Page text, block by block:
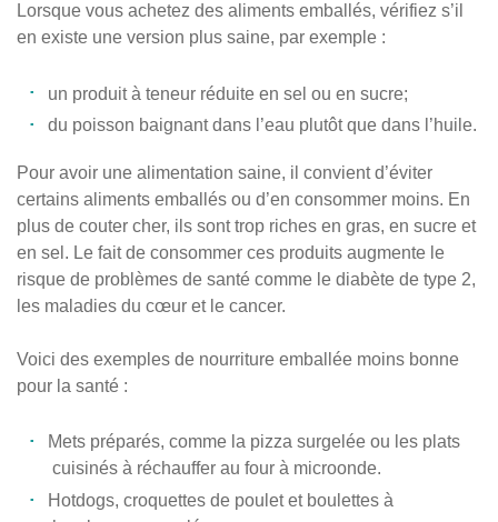
Lorsque vous achetez des aliments emballés, vérifiez s’il
en existe une version plus saine, par exemple :
un produit à teneur réduite en sel ou en sucre;
du poisson baignant dans l’eau plutôt que dans l’huile.
Pour avoir une alimentation saine, il convient d’éviter
certains aliments emballés ou d’en consommer moins. En
plus de couter cher, ils sont trop riches en gras, en sucre et
en sel. Le fait de consommer ces produits augmente le
risque de problèmes de santé comme le diabète de type 2,
les maladies du cœur et le cancer.
Voici des exemples de nourriture emballée moins bonne
pour la santé :
Mets préparés, comme la pizza surgelée ou les plats
cuisinés à réchauffer au four à microonde.
Hotdogs, croquettes de poulet et boulettes à